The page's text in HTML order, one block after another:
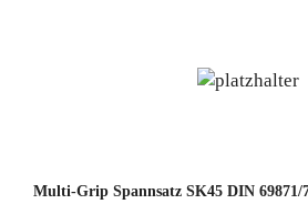
Multi-Grip Spannsatz SK45 DIN 69871/